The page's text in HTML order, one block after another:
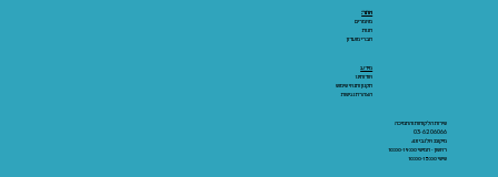
שירות הלקוחות והתמיכה
03-6206066
מיקום: אלנבי 43
ראשון - חמישי 10:00-19:00
שישי 10:00-15:00
אתר:
מאמרים
חנות
חברי מועדון
מידע:
אודותינו
תקנון ותנאי שימוש
הצהרת נגישות